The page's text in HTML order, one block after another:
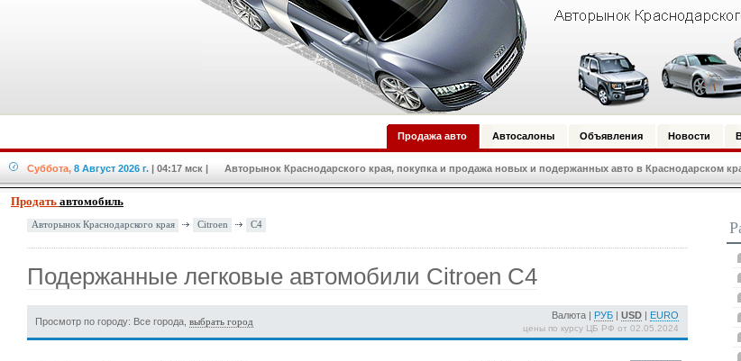
Продажа авто Автосалоны Объявления Новости
Суббота, 8 Август 2026 г. | 04:17 мск | Авторынок Краснодарского края, покупка и продажа новых и подержанных авто в Краснодарском
Продать автомобиль
Авторынок Краснодарского края Citroen C4
Подержанные легковые автомобили Citroen C4
Просмотр по городу: Все города,выбрать город
Валюта | РУБ |USD EURO
цены по курсу ЦБ РФ от 02.05.2024